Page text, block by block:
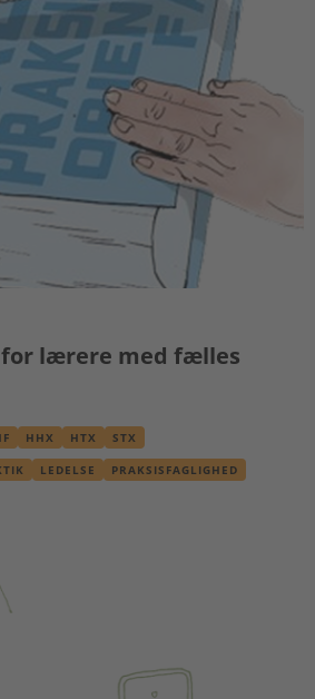
for lærere med fælles
HHX HTX STX
LEDELSE PRAKSISFAGLIGHED